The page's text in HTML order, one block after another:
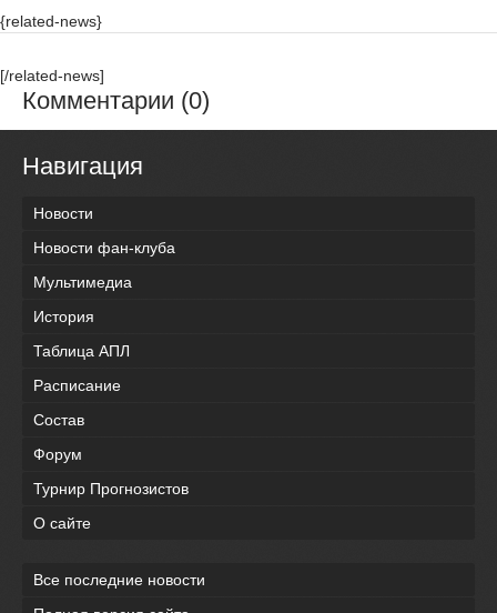
{related-news}
[/related-news]
Комментарии (0)
Навигация
Новости
Новости фан-клуба
Мультимедиа
История
Таблица АПЛ
Расписание
Состав
Форум
Турнир Прогнозистов
О сайте
Все последние новости